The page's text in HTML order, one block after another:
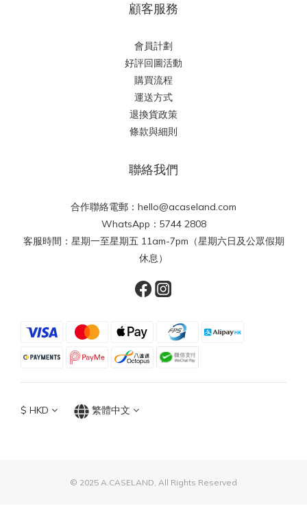
顧客服務
會員計劃
好評回圖活動
購買流程
運送方式
退換貨政策
條款與細則
聯絡我們
合作聯絡電郵：hello@acaseland.com
WhatsApp：5744 2808
客服時間：星期一至星期五 11am-7pm（星期六日及公眾假期
休息）
$ HKD 繁體中文
© 2025 A.CASELAND, All Rights Reserved